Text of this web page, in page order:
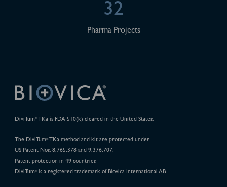
32
Pharma Projects
DiviTum®TKa is FDA 510(k) cleared in the United States.
The DiviTum®TKa method and kit are protected under
US Patent Nos. 8,765,378 and 9,376,707.
Patent protection in 49 countries
DiviTum®is a registered trademark of Biovica International AB